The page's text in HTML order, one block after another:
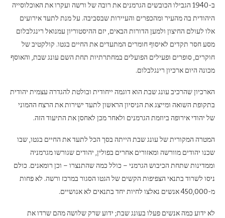
ב-1940 הגבילו הכובשים הגרמנים את רובה של ורשה ועקרו את האוכלוסייה
היהודית בה מהעיר ומהכפרים והעיירות שבסביבה. על מנת לתעד אירועים
אלו לעולם החיצון ולמען הדורות הבאים, יזם ההיסטוריון עמנואל רינגלבלום
מסע חסר תקדים לאיסוף חומרים המתעדים את החיים בגטו. קולקטיב של
חוקרים, סופרים ופעילים הפועלים במחתרתיות תחת השם עונג שבת, והאוסף
מכונה היום ארכיון רינגלבלום.
הארכיון שהרכיב עונג שבת הוא דוגמה ייחודית ובולטת להגדרה עצמית יהודית
בתקופת השואה ומייצג את הניסיון הראשון לתעד ישירות את הרצח ההמוני
של יהודי אירופה ביוזמת הגרמנים ולאחר מכן לאחסן את התיעוד הזה.
המטרה המקורית של עונג שבת הייתה בסך הכל לתעד את החיים בגטו, שבו
שכנו יהודים מוורשה ומאזורים אחרים בפולין, יהודים שגורשו מגרמניה
וממדינות שתחת הכיבוש הגרמני – כולל כמה שהתנצרו – וכן רומאנים. כולם
ניסו לשרוד בתנאי הצפיפות הקשים של הגטו הסגור במרכז ורשה. לא פחות
מ-450,000 אנשים נאלצו לחיות יחד בתנאים לא אנושיים.
לא ידוע כמה אנשים פעלו בעונג שבת; ידוע שרק שלושה מהם שרדו את